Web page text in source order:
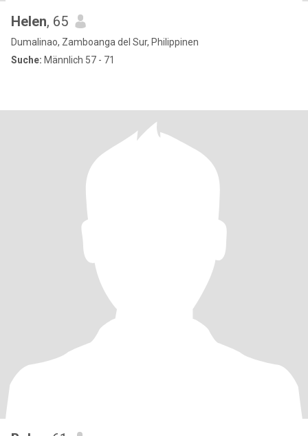
Helen, 65
Dumalinao, Zamboanga del Sur, Philippinen
Suche: Männlich 57 - 71